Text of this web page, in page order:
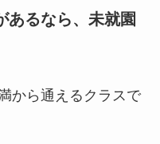
あるなら、未就園
から通えるクラスで